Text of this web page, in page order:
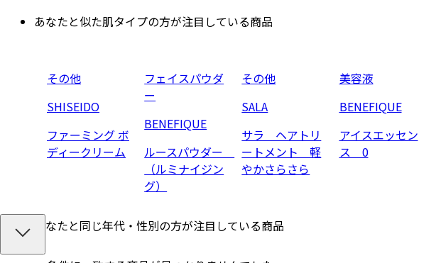
あなたと似た肌タイプの方が注目している商品
その他
SHISEIDO
ファーミング ボ
ディークリーム
フェイスパウダ
ー
BENEFIQUE
ルースパウダー
（ルミナイジン
グ）
その他
SALA
サラ ヘアトリ
ートメント 軽
やかさらさら
美容液
BENEFIQUE
アイスエッセン
ス 0
あなたと同じ年代・性別の方が注目している商品